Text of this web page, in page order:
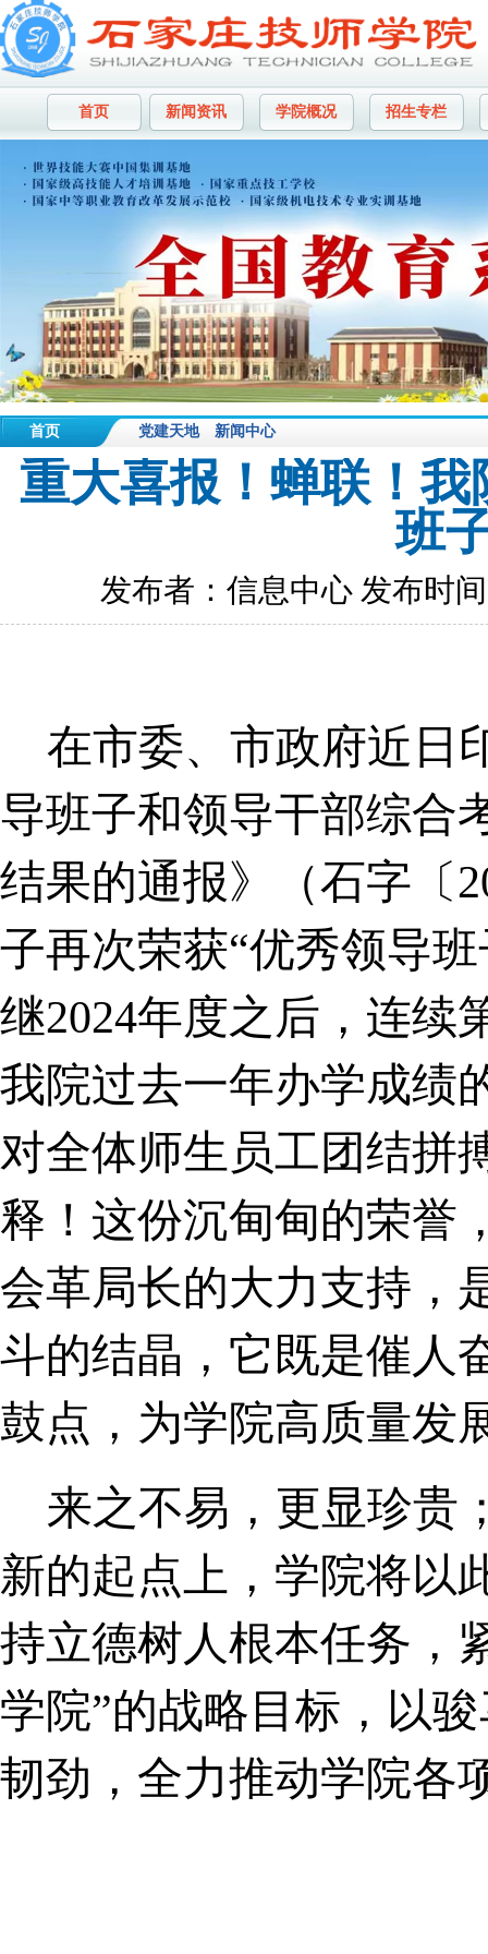
首页 新闻资讯 学院概况 招生专栏
首页 党建天地 新闻中心
重大喜报！蝉联！
班
发布者：信息中心 发布时
在市委、市政府近日
导班子和领导干部综合
结果的通报》（石字〔
子再次荣获“优秀领导
继2024年度之后，连续
我院过去一年办学成绩
对全体师生员工团结拼
释！这份沉甸甸的荣誉
会革局长的大力支持，
斗的结晶，它既是催人
鼓点，为学院高质量发
来之不易，更显珍贵
新的起点上，学院将以
持立德树人根本任务，
学院”的战略目标，以
韧劲，全力推动学院各